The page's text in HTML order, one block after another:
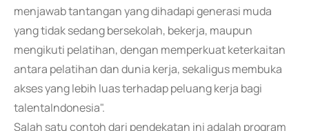
menjawab tantangan yang dihadapi generasi muda
yang tidak sedang bersekolah, bekerja, maupun
mengikuti pelatihan, dengan memperkuat keterkaitan
antara pelatihan dan dunia kerja, sekaligus membuka
akses yang lebih luas terhadap peluang kerja bagi
talentaIndonesia".
Salah satu contoh dari pendekatan ini adalah program